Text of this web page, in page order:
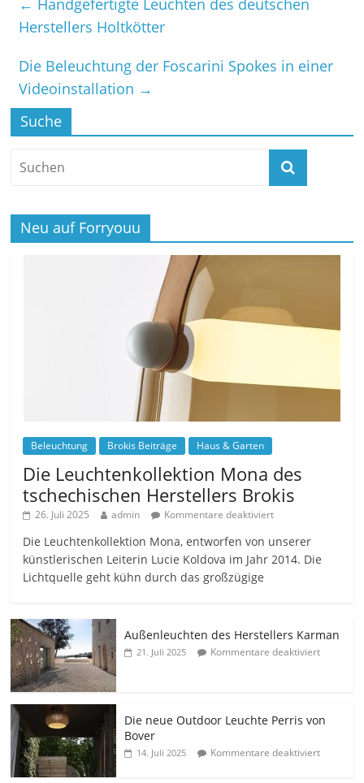
← Handgefertigte Leuchten des deutschen
Herstellers Holtkötter
Die Beleuchtung der Foscarini Spokes in einer
Videoinstallation →
Suche
Neu auf Forryouu
Beleuchtung Brokis Beiträge Haus & Garten
Die Leuchtenkollektion Mona des
tschechischen Herstellers Brokis
26. Juli 2025 admin Kommentare deaktiviert
Die Leuchtenkollektion Mona, entworfen von unserer
künstlerischen Leiterin Lucie Koldova im Jahr 2014. Die
Lichtquelle geht kühn durch das großzügige
Außenleuchten des Herstellers Karman
21. Juli 2025 Kommentare deaktiviert
Die neue Outdoor Leuchte Perris von
Bover
14. Juli 2025 Kommentare deaktiviert